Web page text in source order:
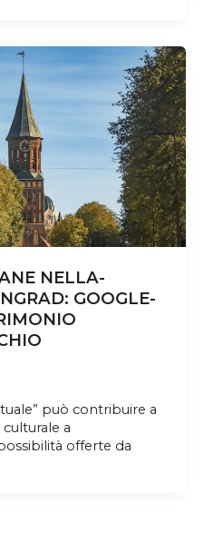
NELLA-
GOOGLE-
può contribuire a
a
offerte da